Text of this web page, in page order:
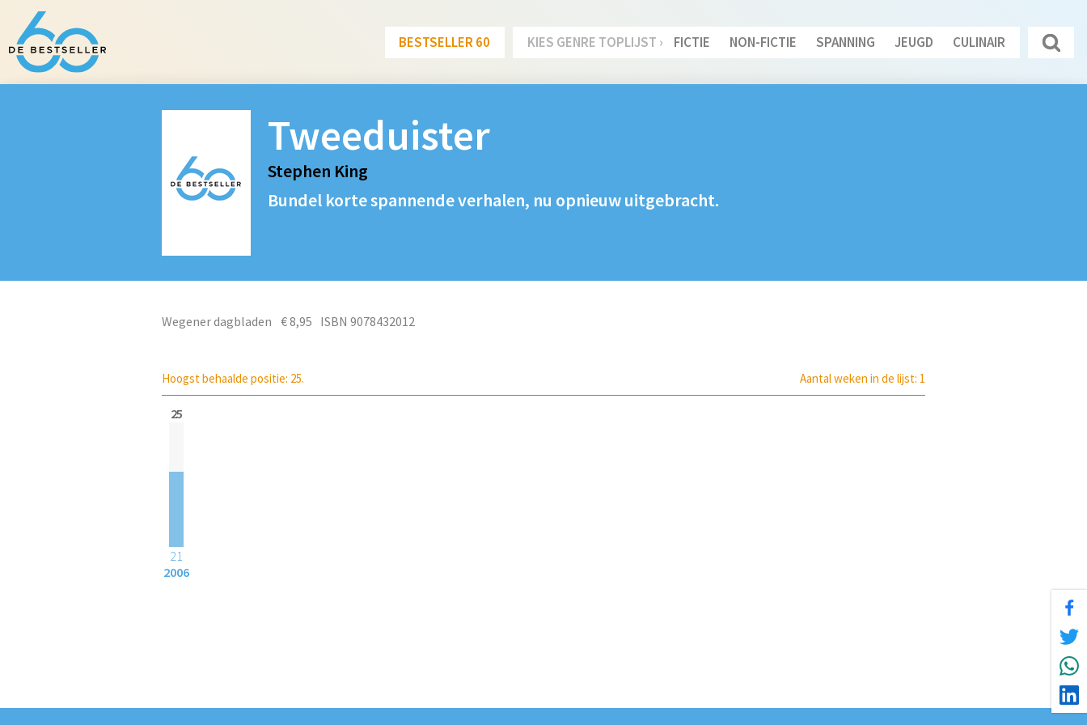
BESTSELLER 60 KIES GENRE TOPLIJST › FICTIE NON-FICTIE SPANNING JEUGD CULINAIR
Tweeduister
Stephen King
Bundel korte spannende verhalen, nu opnieuw uitgebracht.
Wegener dagbladen € 8,95 ISBN 9078432012
Hoogst behaalde positie: 25. Aantal weken in de lijst: 1
25
21
2006